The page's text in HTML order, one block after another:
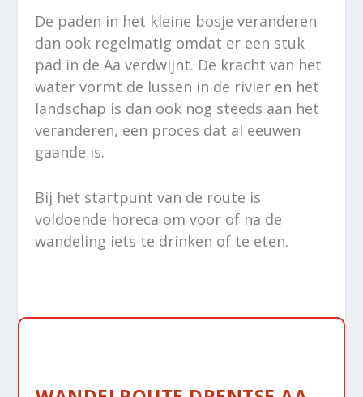
De paden in het kleine bosje veranderen
dan ook regelmatig omdat er een stuk
pad in de Aa verdwijnt. De kracht van het
water vormt de lussen in de rivier en het
landschap is dan ook nog steeds aan het
veranderen, een proces dat al eeuwen
gaande is.
Bij het startpunt van de route is
voldoende horeca om voor of na de
wandeling iets te drinken of te eten.